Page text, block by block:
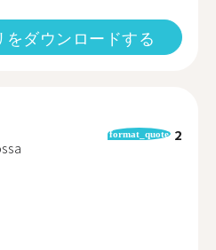
をダウンロードする
format_quote 2